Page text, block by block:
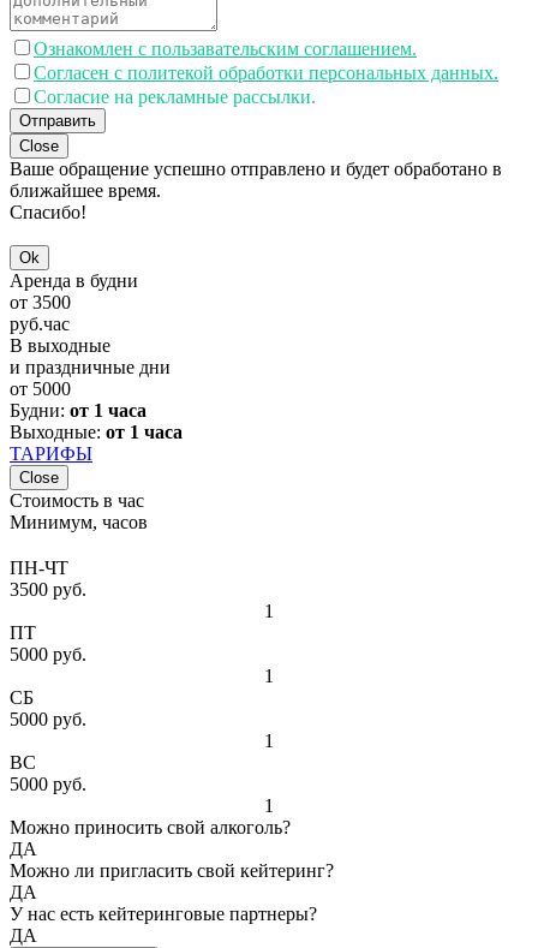
Ознакомлен с пользавательским соглашением.
Согласен с политекой обработки персональных данных.
Согласие на рекламные рассылки.
Отправить
Close
Ваше обращение успешно отправлено и будет обработано в
ближайшее время.
Спасибо!
Ok
Аренда в будни
от 3500
руб.час
В выходные
и праздничные дни
от 5000
Будни: от 1 часа
Выходные: от 1 часа
ТАРИФЫ
Close
Стоимость в час
Минимум, часов
ПН-ЧТ
3500 руб.
1
ПТ
5000 руб.
1
СБ
5000 руб.
1
ВС
5000 руб.
1
Можно приносить свой алкоголь?
ДА
Можно ли пригласить свой кейтеринг?
ДА
У нас есть кейтеринговые партнеры?
ДА